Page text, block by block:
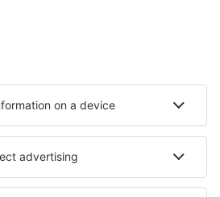
Hotels in Cape May
Hotels in Dronningmolle